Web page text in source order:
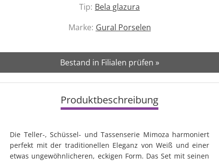
Tip: Bela glazura
Marke: Gural Porselen
Bestand in Filialen prüfen »
Produktbeschreibung
Die Teller-, Schüssel- und Tassenserie Mimoza harmoniert
perfekt mit der traditionellen Eleganz von Weiß und einer
etwas ungewöhnlicheren, eckigen Form. Das Set mit seinen